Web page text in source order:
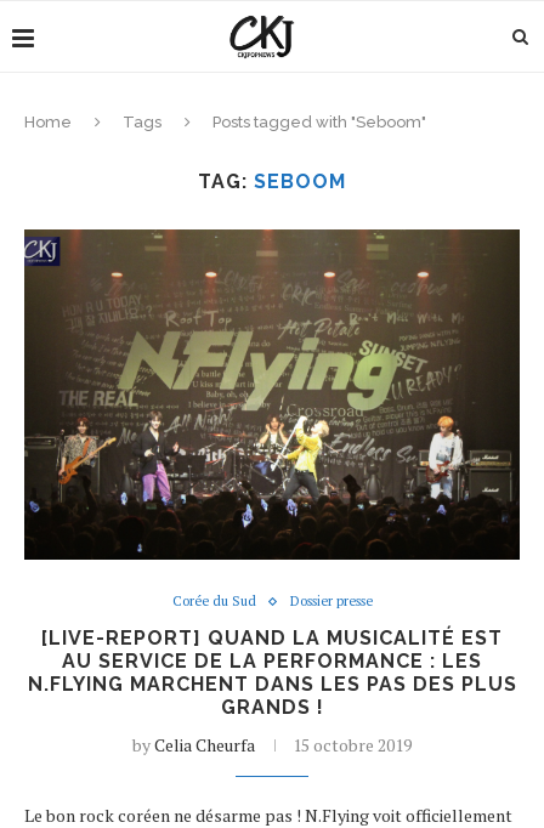
Home Tags Posts tagged with "Seboom"
TAG: SEBOOM
Corée du Sud Dossier presse
[LIVE-REPORT] QUAND LA MUSICALITÉ EST
AU SERVICE DE LA PERFORMANCE : LES
N.FLYING MARCHENT DANS LES PAS DES PLUS
GRANDS !
byCelia Cheurfa 15 octobre 2019
Le bon rock coréen ne désarme pas ! N.Flying voit officiellement